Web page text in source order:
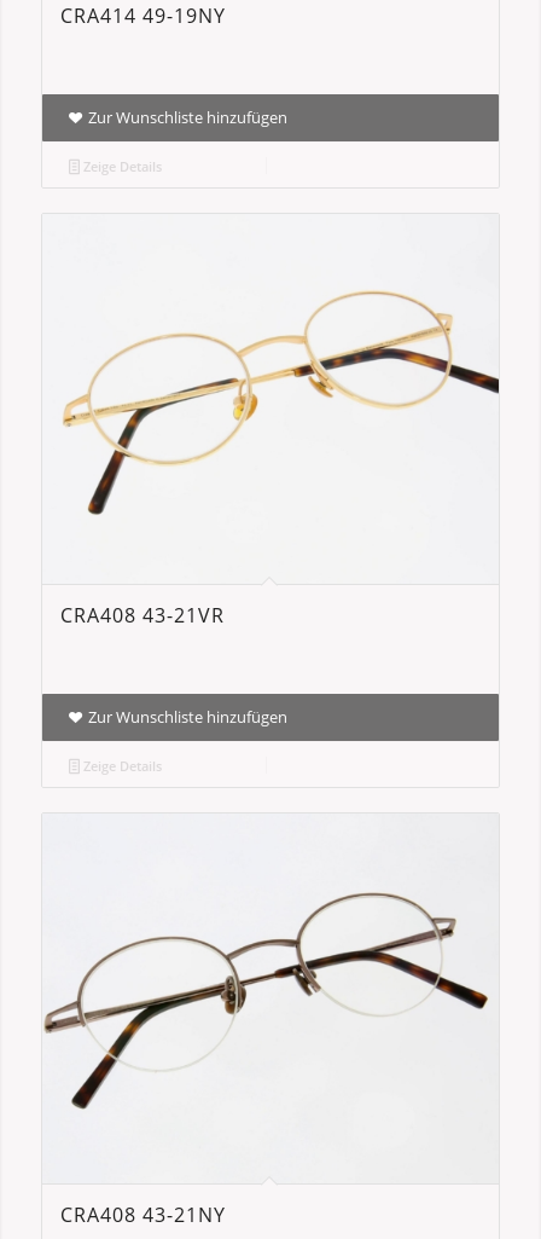
CRA414 49-19NY
Zur Wunschliste hinzufügen
Zeige Details
CRA408 43-21VR
Zur Wunschliste hinzufügen
Zeige Details
CRA408 43-21NY